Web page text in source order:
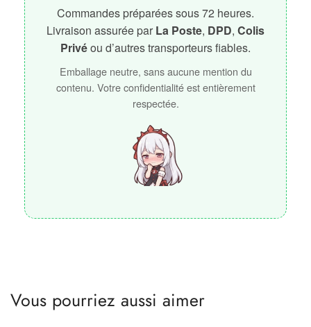
Commandes préparées sous 72 heures.
Livraison assurée par La Poste, DPD, Colis
Privéou d’autres transporteurs fiables.
Emballage neutre, sans aucune mention du
contenu. Votre confidentialité est entièrement
respectée.
Vous pourriez aussi aimer